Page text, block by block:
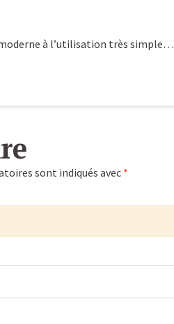
à l’utilisation très simple…
sont indiqués avec *